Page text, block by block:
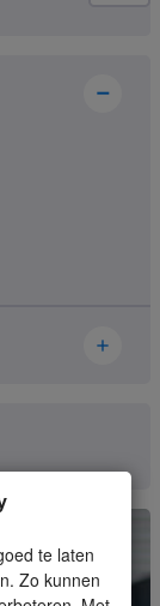
te laten
Zo kunnen